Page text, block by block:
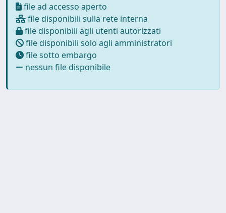
file ad accesso aperto
file disponibili sulla rete interna
file disponibili agli utenti autorizzati
file disponibili solo agli amministratori
file sotto embargo
nessun file disponibile